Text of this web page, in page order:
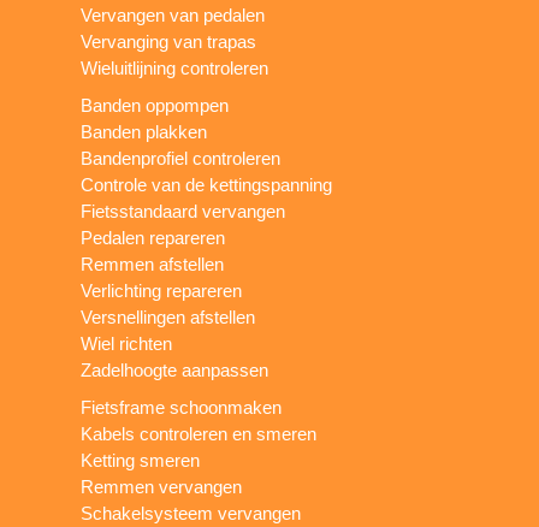
Vervangen van pedalen
Vervanging van trapas
Wieluitlijning controleren
Banden oppompen
Banden plakken
Bandenprofiel controleren
Controle van de kettingspanning
Fietsstandaard vervangen
Pedalen repareren
Remmen afstellen
Verlichting repareren
Versnellingen afstellen
Wiel richten
Zadelhoogte aanpassen
Fietsframe schoonmaken
Kabels controleren en smeren
Ketting smeren
Remmen vervangen
Schakelsysteem vervangen